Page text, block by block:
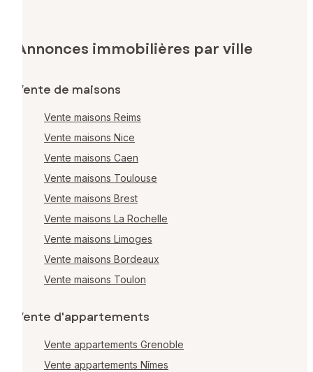
Annonces immobilières par ville
Vente de maisons
Vente maisons Reims
Vente maisons Nice
Vente maisons Caen
Vente maisons Toulouse
Vente maisons Brest
Vente maisons La Rochelle
Vente maisons Limoges
Vente maisons Bordeaux
Vente maisons Toulon
Vente d'appartements
Vente appartements Grenoble
Vente appartements Nîmes